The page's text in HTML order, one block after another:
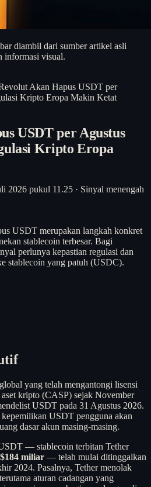
diambil dari sumber artikel asli
informasi visual.
Akan Hapus USDT per
Kripto Eropa Makin Ketat
USDT per Agustus
Kripto Eropa
2026 pukul 11.25 · Sinyal menengah
USDT merupakan langkah konkret
stablecoin terbesar. Bagi
perlunya kepastian regulasi dan
stablecoin yang patuh (USDC).
yang telah mengantongi lisensi
kripto (CASP) sejak November
USDT pada 31 Agustus 2026.
kepemilikan USDT pengguna akan
dasar akun masing-masing.
— stablecoin terbitan Tether
miliar — telah mulai ditinggalkan
2024. Pasalnya, Tether menolak
aturan cadangan yang